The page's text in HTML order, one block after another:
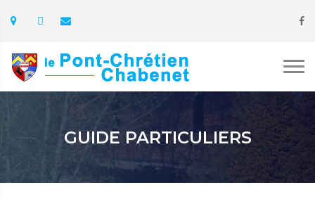
GUIDE PARTICULIERS